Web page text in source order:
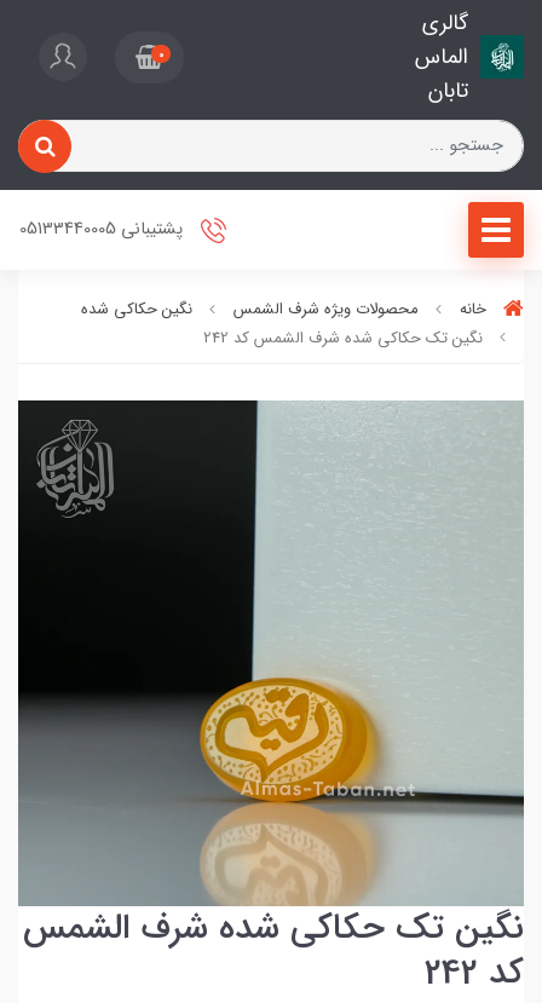
گالری
الماس
تابان
0
پشتیبانی 05133440005
خانه محصولات ویژه شرف الشمس
نگین حکاکی شده
نگین تک حکاکی شده شرف الشمس کد 242
نگین تک حکاکی شده شرف الشمس
کد 242